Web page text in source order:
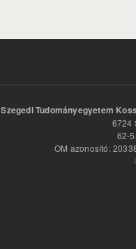
Szegedi Tudományegyetem
6724
62-
OM azonosító: